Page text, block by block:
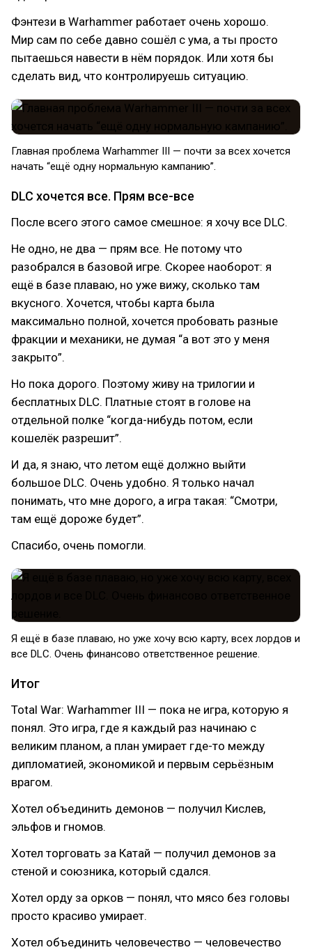
Фэнтези в Warhammer работает очень хорошо.
Мир сам по себе давно сошёл с ума, а ты просто
пытаешься навести в нём порядок. Или хотя бы
сделать вид, что контролируешь ситуацию.
Главная проблема Warhammer III — почти за всех хочется
начать “ещё одну нормальную кампанию”.
DLC хочется все. Прям все-все
После всего этого самое смешное: я хочу все DLC.
Не одно, не два — прям все. Не потому что
разобрался в базовой игре. Скорее наоборот: я
ещё в базе плаваю, но уже вижу, сколько там
вкусного. Хочется, чтобы карта была
максимально полной, хочется пробовать разные
фракции и механики, не думая “а вот это у меня
закрыто”.
Но пока дорого. Поэтому живу на трилогии и
бесплатных DLC. Платные стоят в голове на
отдельной полке “когда-нибудь потом, если
кошелёк разрешит”.
И да, я знаю, что летом ещё должно выйти
большое DLC. Очень удобно. Я только начал
понимать, что мне дорого, а игра такая: “Смотри,
там ещё дороже будет”.
Спасибо, очень помогли.
Я ещё в базе плаваю, но уже хочу всю карту, всех лордов и
все DLC. Очень финансово ответственное решение.
Итог
Total War: Warhammer III — пока не игра, которую я
понял. Это игра, где я каждый раз начинаю с
великим планом, а план умирает где-то между
дипломатией, экономикой и первым серьёзным
врагом.
Хотел объединить демонов — получил Кислев,
эльфов и гномов.
Хотел торговать за Катай — получил демонов за
стеной и союзника, который сдался.
Хотел орду за орков — понял, что мясо без головы
просто красиво умирает.
Хотел объединить человечество — человечество